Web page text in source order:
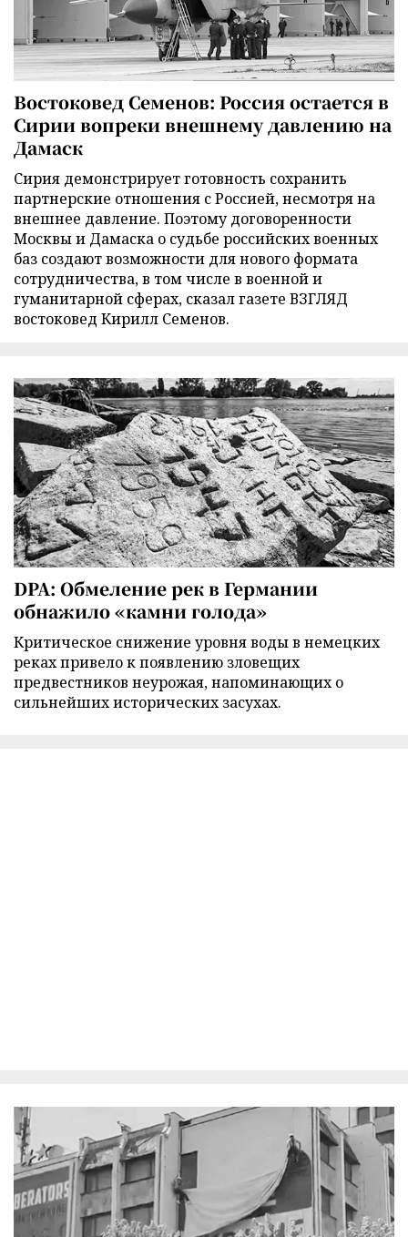
Востоковед Семенов: Россия остается в
Сирии вопреки внешнему давлению на
Дамаск
Сирия демонстрирует готовность сохранить
партнерские отношения с Россией, несмотря на
внешнее давление. Поэтому договоренности
Москвы и Дамаска о судьбе российских военных
баз создают возможности для нового формата
сотрудничества, в том числе в военной и
гуманитарной сферах, сказал газете ВЗГЛЯД
востоковед Кирилл Семенов.
DPA: Обмеление рек в Германии
обнажило «камни голода»
Критическое снижение уровня воды в немецких
реках привело к появлению зловещих
предвестников неурожая, напоминающих о
сильнейших исторических засухах.